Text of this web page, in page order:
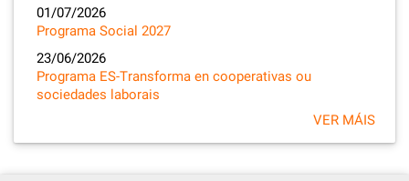
01/07/2026
Programa Social 2027
23/06/2026
Programa ES-Transforma en cooperativas ou
sociedades laborais
VER MÁIS